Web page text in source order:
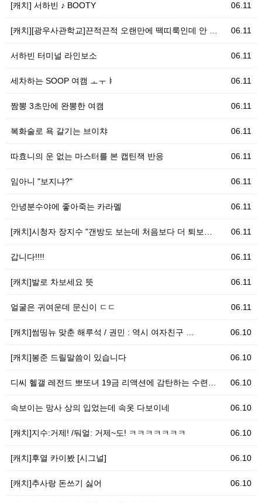
06.11
[캐치] 서하빈 ♪ BOOTY
06.11
[캐치][광우사관학교]끈적끈적 오랜만에 떽띠룩인데 안 …
06.11
서하빈 터미널 라인보소
06.11
세차하는 SOOP 여캠 ㅗㅜㅑ
06.11
짬뽕 3초만에 완뽕한 여캠
06.11
복화술로 욕 갈기는 브이챠
06.11
따효니의 운 없는 마스터를 본 캡틴잭 반응
06.11
임아니 "보지냐?"
06.11
안녕분수야에 좋아죽는 카라멜
06.11
[캐치]시청자 장지수 "갠방도 보는데 처음보다 더 퇴보…
06.11
갑니다!!!!
06.11
[캐치]발로 차보세요 뜻
06.11
얼굴은 귀여운데 문신이 ㄷㄷ
06.10
[캐치]썸띵뉴 맞춘 해루석 / 권민 : 역시 여자친구 …
06.10
[캐치]봉준 드릴말씀이 있습니다
06.10
디씨 헬갤 레전드 뽀또녀 19금 리액션에 감탄하는 수련…
06.10
속보이는 망사 상의 입었는데 속옷 다보이네
06.10
[캐치]지수:거제! /둬얼: 거제~도! ㅋㅋㅋㅋㅋㅋㅋ
06.10
[캐치]후열 카이봤 [시그널]
06.10
[캐치]추사랑 돈쓰기 싫어